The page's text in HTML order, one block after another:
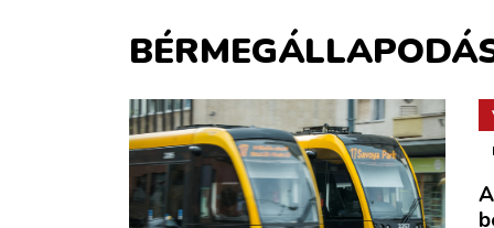
REPÜLÉS
KÖZLEKEDÉSFEJLESZTÉS
ELLÁTÁSI LÁNC